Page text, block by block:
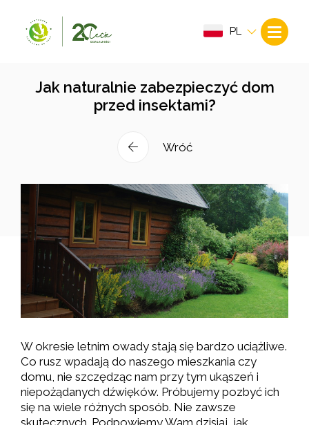
PL
Jak naturalnie zabezpieczyć dom
przed insektami?
Wróć
W okresie letnim owady stają się bardzo uciążliwe.
Co rusz wpadają do naszego mieszkania czy
domu, nie szczędząc nam przy tym ukąszeń i
niepożądanych dźwięków. Próbujemy pozbyć ich
się na wiele różnych sposób. Nie zawsze
skutecznych. Podpowiemy Wam dzisiaj, jak